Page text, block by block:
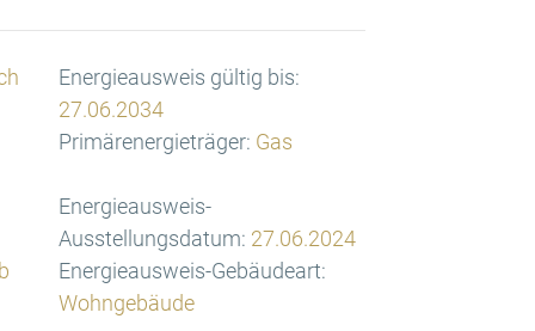
Energieausweis gültig bis:
27.06.2034
Primärenergieträger: Gas
Energieausweis-
Ausstellungsdatum: 27.06.2024
Energieausweis-Gebäudeart:
Wohngebäude